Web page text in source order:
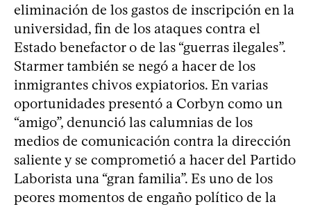
eliminación de los gastos de inscripción en la
universidad, fin de los ataques contra el
Estado benefactor o de las “guerras ilegales”.
Starmer también se negó a hacer de los
inmigrantes chivos expiatorios. En varias
oportunidades presentó a Corbyn como un
“amigo”, denunció las calumnias de los
medios de comunicación contra la dirección
saliente y se comprometió a hacer del Partido
Laborista una “gran familia”. Es uno de los
peores momentos de engaño político de la